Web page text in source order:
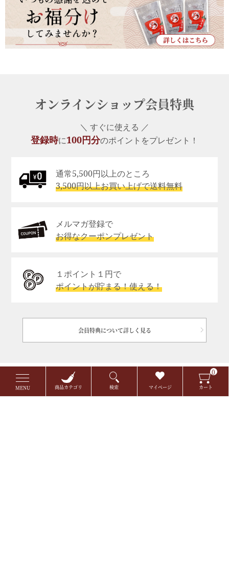
MENU 商品カテゴリ 検索 マイページ
0
カート
オンラインショップ会員特典
＼ すぐに使える ／
登録時に100円分のポイントをプレゼント！
通常5,500円以上のところ
3,500円以上お買い上げで送料無料
メルマガ登録で
お得なクーポンプレゼント
１ポイント１円で
ポイントが貯まる！使える！
会員特典について詳しく見る